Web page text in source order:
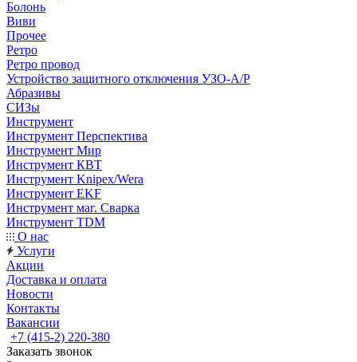
Болонь
Виви
Прочее
Ретро
Ретро провод
Устройство защитного отключения УЗО-А/Р
Абразивы
СИЗы
Инструмент
Инструмент Перспектива
Инструмент Мир
Инструмент КВТ
Инструмент Knipex/Wera
Инструмент EKF
Инструмент маг. Сварка
Инструмент TDM
О нас
Услуги
Акции
Доставка и оплата
Новости
Контакты
Вакансии
+7 (415-2) 220-380
Заказать звонок